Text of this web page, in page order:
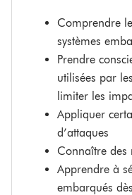
Comprendre
systèmes
Prendre
utilisées par
limiter les
Appliquer
d’attaques
Connaître des
Apprendre à
embarqués